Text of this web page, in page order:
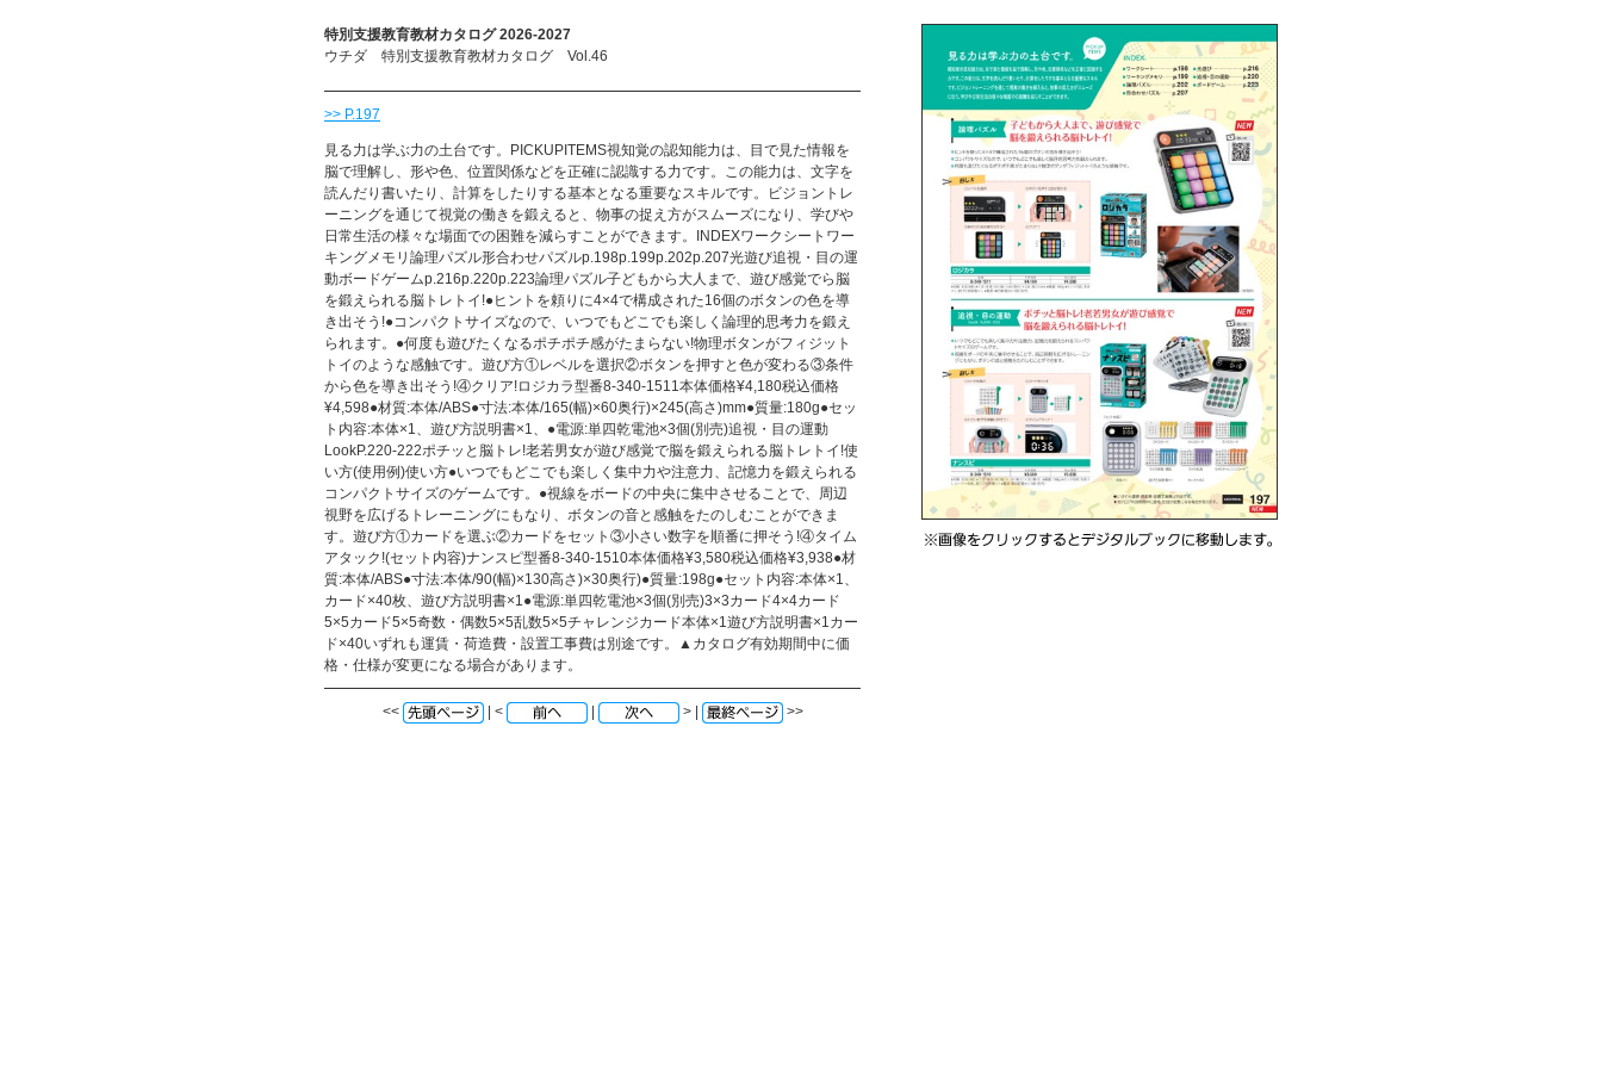
特別支援教育教材カタログ 2026-2027
ウチダ 特別支援教育教材カタログ Vol.46
>> P.197
見る力は学ぶ力の土台です。PICKUPITEMS視知覚の認知能力は、目で見た情報を
脳で理解し、形や色、位置関係などを正確に認識する力です。この能力は、文字を
読んだり書いたり、計算をしたりする基本となる重要なスキルです。ビジョントレ
ーニングを通じて視覚の働きを鍛えると、物事の捉え方がスムーズになり、学びや
日常生活の様々な場面での困難を減らすことができます。INDEXワークシートワー
キングメモリ論理パズル形合わせパズルp.198p.199p.202p.207光遊び追視・目の運
動ボードゲームp.216p.220p.223論理パズル子どもから大人まで、遊び感覚でら脳
を鍛えられる脳トレトイ!●ヒントを頼りに4×4で構成された16個のボタンの色を導
き出そう!●コンパクトサイズなので、いつでもどこでも楽しく論理的思考力を鍛え
られます。●何度も遊びたくなるポチポチ感がたまらない!物理ボタンがフィジット
トイのような感触です。遊び方①レベルを選択②ボタンを押すと色が変わる③条件
から色を導き出そう!④クリア!ロジカラ型番8-340-1511本体価格¥4,180税込価格
¥4,598●材質:本体/ABS●寸法:本体/165(幅)×60奥行)×245(高さ)mm●質量:180g●セッ
ト内容:本体×1、遊び方説明書×1、●電源:単四乾電池×3個(別売)追視・目の運動
LookP.220-222ポチッと脳トレ!老若男女が遊び感覚で脳を鍛えられる脳トレトイ!使
い方(使用例)使い方●いつでもどこでも楽しく集中力や注意力、記憶力を鍛えられる
コンパクトサイズのゲームです。●視線をボードの中央に集中させることで、周辺
視野を広げるトレーニングにもなり、ボタンの音と感触をたのしむことができま
す。遊び方①カードを選ぶ②カードをセット③小さい数字を順番に押そう!④タイム
アタック!(セット内容)ナンスピ型番8-340-1510本体価格¥3,580税込価格¥3,938●材
質:本体/ABS●寸法:本体/90(幅)×130高さ)×30奥行)●質量:198g●セット内容:本体×1、
カード×40枚、遊び方説明書×1●電源:単四乾電池×3個(別売)3×3カード4×4カード
5×5カード5×5奇数・偶数5×5乱数5×5チャレンジカード本体×1遊び方説明書×1カー
ド×40いずれも運賃・荷造費・設置工事費は別途です。▲カタログ有効期間中に価
格・仕様が変更になる場合があります。
<< | < > | >>